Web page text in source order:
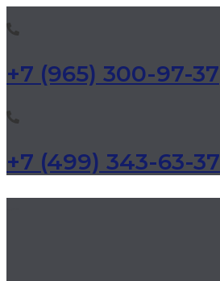
+7 (965) 300-97-37
+7 (499) 343-63-37